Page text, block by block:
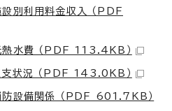
設別利用料金収入 （PDF
熱水費 （PDF 113.4KB）
支状況 （PDF 143.0KB）
防設備関係 （PDF 601.7KB）